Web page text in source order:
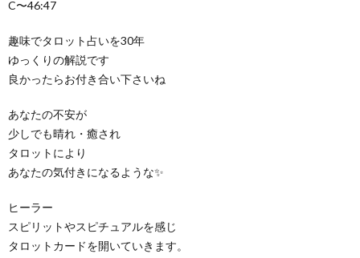
C〜46:47
趣味でタロット占いを30年
ゆっくりの解説です
良かったらお付き合い下さいね
あなたの不安が
少しでも晴れ・癒され
タロットにより
あなたの気付きになるような✨
ヒーラー
スピリットやスピチュアルを感じ
タロットカードを開いていきます。